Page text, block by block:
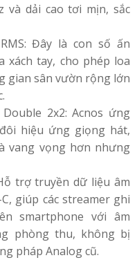
và dải cao tơi mịn, sắc
Đây là con số ấn
xách tay, cho phép loa
gian sân vườn rộng lớn
2x2: Acnos ứng
hiệu ứng giọng hát,
vang vọng hơn nhưng
trợ truyền dữ liệu âm
giúp các streamer ghi
smartphone với âm
phòng thu, không bị
pháp Analog cũ.